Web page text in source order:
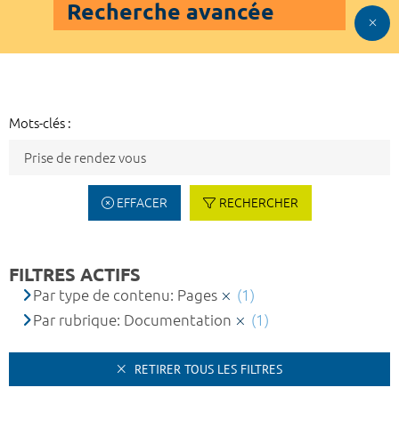
Recherche avancée
Mots-clés :
EFFACER RECHERCHER
FILTRES ACTIFS
Par type de contenu: Pages
(1)
Par rubrique: Documentation
(1)
RETIRER TOUS LES FILTRES